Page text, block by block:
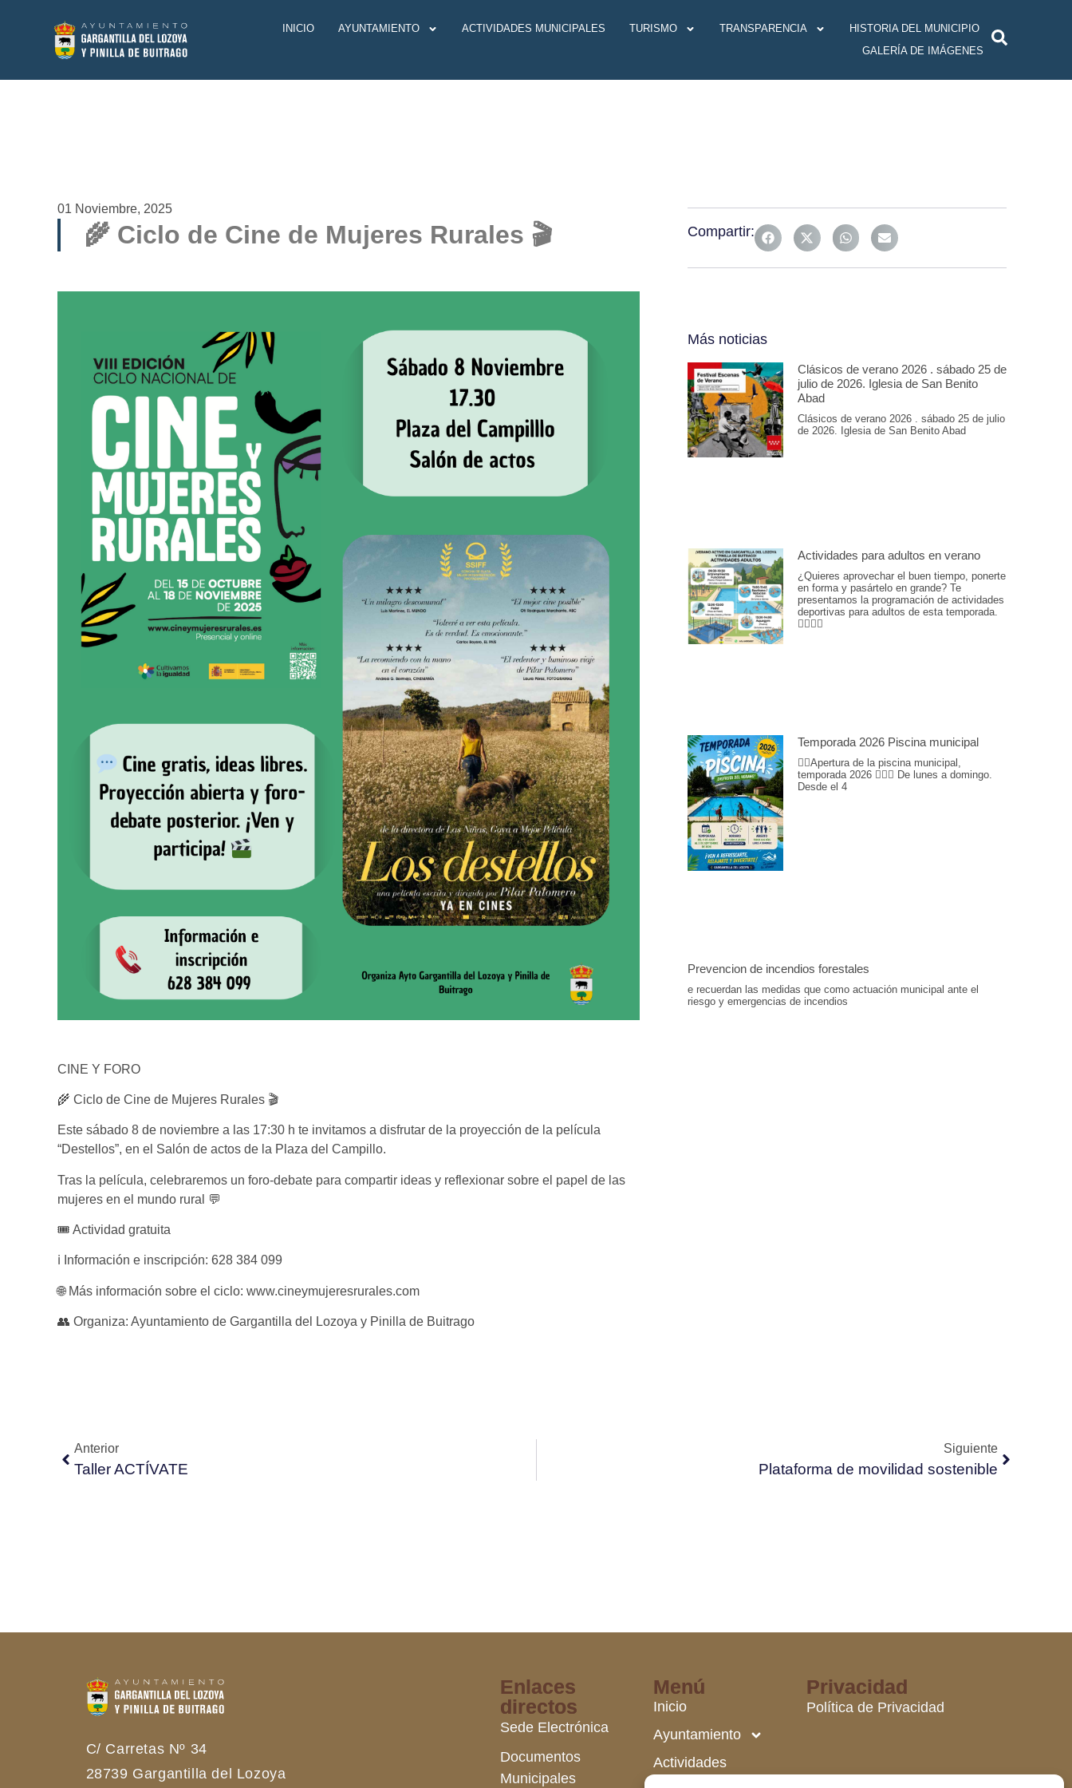
INICIO AYUNTAMIENTO ACTIVIDADES MUNICIPALES TURISMO TRANSPARENCIA
HISTORIA DEL MUNICIPIO
GALERÍA DE IMÁGENES
01 Noviembre, 2025
🌾 Ciclo de Cine de Mujeres Rurales 🎬
CINE Y FORO
🌾 Ciclo de Cine de Mujeres Rurales 🎬
Este sábado 8 de noviembre a las 17:30 h te invitamos a disfrutar de la proyección de la película
“Destellos”, en el Salón de actos de la Plaza del Campillo.
Tras la película, celebraremos un foro-debate para compartir ideas y reflexionar sobre el papel de las
mujeres en el mundo rural 💬
🎟️ Actividad gratuita
ℹ️ Información e inscripción: 628 384 099
🌐 Más información sobre el ciclo: www.cineymujeresrurales.com
👥 Organiza: Ayuntamiento de Gargantilla del Lozoya y Pinilla de Buitrago
Compartir:
Más noticias
Clásicos de verano 2026 . sábado 25 de
julio de 2026. Iglesia de San Benito
Abad
Clásicos de verano 2026 . sábado 25 de julio
de 2026. Iglesia de San Benito Abad
Actividades para adultos en verano
¿Quieres aprovechar el buen tiempo, ponerte
en forma y pasártelo en grande? Te
presentamos la programación de actividades
deportivas para adultos de esta temporada.
🏊‍♂️💪🎾
Temporada 2026 Piscina municipal
🏊‍♀️Apertura de la piscina municipal,
temporada 2026 🏊🏽📆 De lunes a domingo.
Desde el 4
Prevencion de incendios forestales
e recuerdan las medidas que como actuación municipal ante el
riesgo y emergencias de incendios
Anterior
Taller ACTÍVATE
Siguiente
Plataforma de movilidad sostenible
C/ Carretas Nº 34
28739 Gargantilla del Lozoya
Enlaces
directos
Sede Electrónica
Documentos
Municipales
Menú
Inicio
Ayuntamiento
Actividades
Privacidad
Política de Privacidad